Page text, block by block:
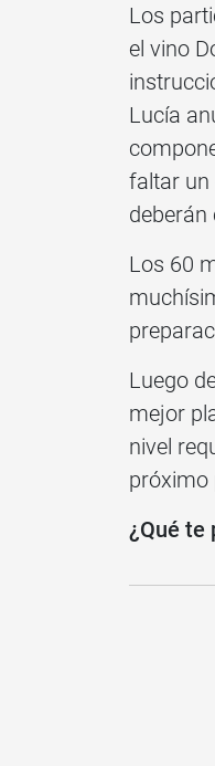
Los
el vino
Lucía
faltar un
deberán
Los 60
Luego
mejor
nivel
próximo
¿Qué te